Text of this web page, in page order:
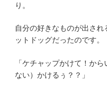
り。
自分の好きなものが出さ
ットドッグだったのです。
「ケチャップかけて！か
ない）かけるぅ？？」